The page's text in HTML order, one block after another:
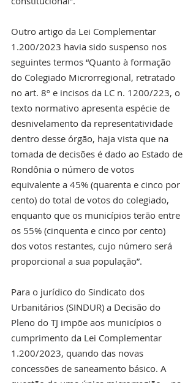
Outro artigo da Lei Complementar
1.200/2023 havia sido suspenso nos
seguintes termos “Quanto à formação
do Colegiado Microrregional, retratado
no art. 8º e incisos da LC n. 1200/223, o
texto normativo apresenta espécie de
desnivelamento da representatividade
dentro desse órgão, haja vista que na
tomada de decisões é dado ao Estado de
Rondônia o número de votos
equivalente a 45% (quarenta e cinco por
cento) do total de votos do colegiado,
enquanto que os municípios terão entre
os 55% (cinquenta e cinco por cento)
dos votos restantes, cujo número será
proporcional a sua população”.
Para o jurídico do Sindicato dos
Urbanitários (SINDUR) a Decisão do
Pleno do TJ impõe aos municípios o
cumprimento da Lei Complementar
1.200/2023, quando das novas
concessões de saneamento básico. A